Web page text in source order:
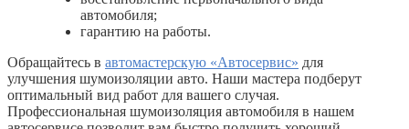
автомобиля;
гарантию на работы.
Обращайтесь в автомастерскую «Автосервис» для
улучшения шумоизоляции авто. Наши мастера подберут
оптимальный вид работ для вашего случая.
Профессиональная шумоизоляция автомобиля в нашем